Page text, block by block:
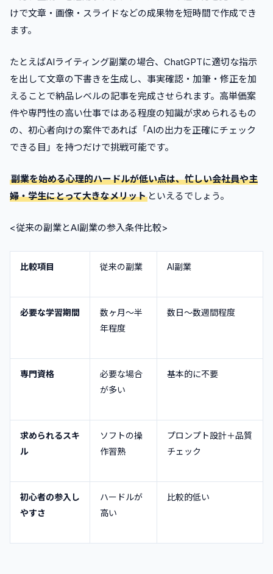
けで文章・画像・スライドなどの成果物を短時間で作成でき
ます。
たとえばAIライティング副業の場合、ChatGPTに適切な指示
を出して文章の下書きを生成し、事実確認・加筆・修正を加
えることで納品レベルの記事を完成させられます。高単価案
件や専門性の高い仕事ではある程度の知識が求められるもの
の、初心者向けの案件であれば「AIの出力を正確にチェック
できる目」を持つだけで挑戦可能です。
副業を始める心理的ハードルが低い点は、忙しい会社員や主
婦・学生にとって大きなメリット といえるでしょう。
<従来の副業とAI副業の参入条件比較>
比較項目 従来の副業 AI副業
必要な学習期間
数ヶ月〜半
年程度
数日〜数週間程度
専門資格
必要な場合
が多い
基本的に不要
求められるスキ
ル
ソフトの操
作習熟
プロンプト設計＋品質
チェック
初心者の参入し
やすさ
ハードルが
高い
比較的低い